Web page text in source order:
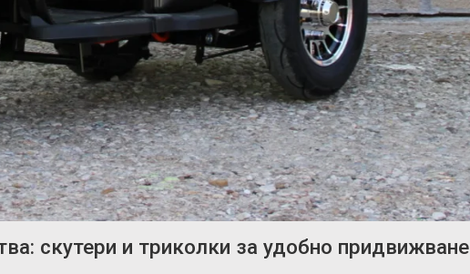
скутери и триколки за удобно придвижване